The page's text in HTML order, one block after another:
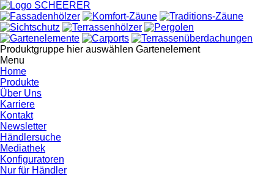
Produktgruppe hier auswählen Gartenelement
Menu
Home
Produkte
Über Uns
Karriere
Kontakt
Newsletter
Händlersuche
Mediathek
Konfiguratoren
Nur für Händler